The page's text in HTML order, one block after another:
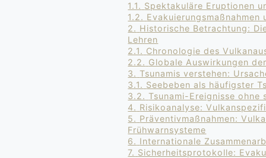
1.1. Spektakuläre Eruptionen
1.2.
2. Historische Betrachtung:
Lehren
2.1. Chronologie des
2.2. Globale Auswirkungen
3. Tsunamis verstehen:
3.1. Seebeben als häufigster
3.2. Tsunami-Ereignisse ohne
4. Risikoanalyse:
5. Präventivmaßnahmen:
Frühwarnsysteme
6. Internationale
7. Sicherheitsprotokolle: